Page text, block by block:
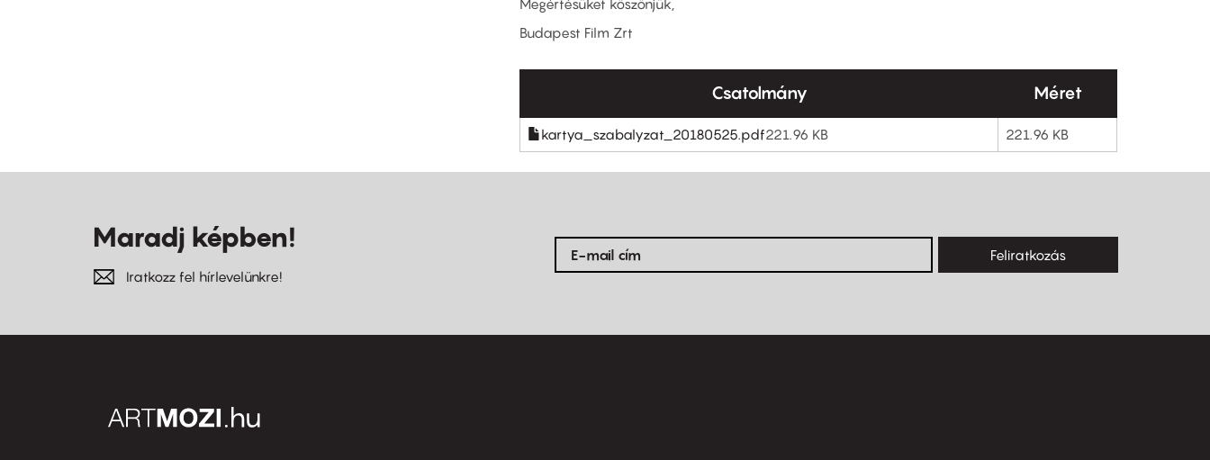
Megértésüket köszönjük,
Budapest Film Zrt
Csatolmány Méret
kartya_szabalyzat_20180525.pdf221.96 KB 221.96 KB
Maradj képben!
Iratkozz fel hírlevelünkre!
Feliratkozás